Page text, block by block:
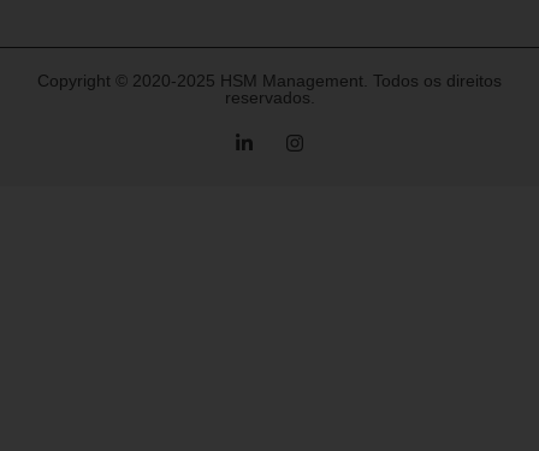
Copyright © 2020-2025 HSM Management. Todos os direitos
reservados.